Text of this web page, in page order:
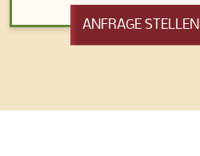
ANFRAGE STELLEN